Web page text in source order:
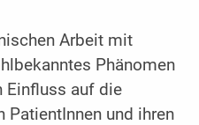
Arbeit mit
Phänomen
Einfluss auf die
PatientInnen und ihren